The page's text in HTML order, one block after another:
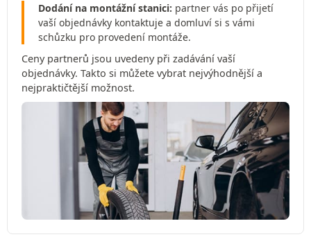
Dodání na montážní stanici: partner vás po přijetí
vaší objednávky kontaktuje a domluví si s vámi
schůzku pro provedení montáže.
Ceny partnerů jsou uvedeny při zadávání vaší
objednávky. Takto si můžete vybrat nejvýhodnější a
nejpraktičtější možnost.